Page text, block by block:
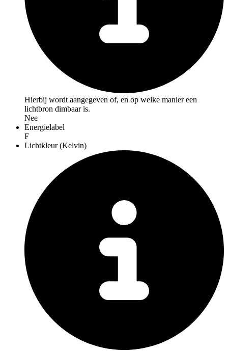
Hierbij wordt aangegeven of, en op welke manier een
lichtbron dimbaar is.
Nee
Energielabel
F
Lichtkleur (Kelvin)